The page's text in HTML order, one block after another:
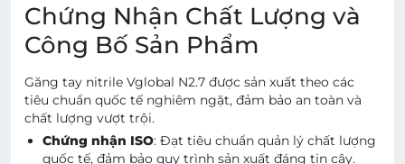
Chứng Nhận Chất Lượng và
Công Bố Sản Phẩm
Găng tay nitrile Vglobal N2.7 được sản xuất theo các
tiêu chuẩn quốc tế nghiêm ngặt, đảm bảo an toàn và
chất lượng vượt trội.
Chứng nhận ISO: Đạt tiêu chuẩn quản lý chất lượng
quốc tế, đảm bảo quy trình sản xuất đáng tin cậy.